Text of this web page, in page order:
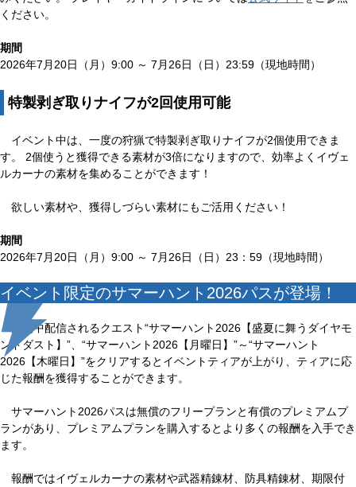
ください。
期間
2026年7月20日（月）9:00 ～ 7月26日（日）23:59（現地時間）
特製剥ぎ取りナイフが2回使用可能
イベント中は、一度の狩猟で特製剥ぎ取りナイフが2個使用できま
す。 2個使うと獲得できる素材が3倍になりますので、効率よくイヴェ
ルカーナの素材を集めることができます！
欲しい素材や、獲得しづらい素材にもご活用ください！
期間
2026年7月20日（月）9:00 ～ 7月26日（日）23：59（現地時間）
イベント限定のサマーハント2026パスが登場！
期間中配信されるクエスト“サマーハント2026【盛夏に舞うダイヤモ
ンドダスト】”、“サマーハント2026【月曜日】”～“サマーハント
2026【木曜日】”をクリアするとイベントティアが上がり、ティアに応
じた報酬を獲得することができます。
サマーハント2026パスは無償のフリープランと有償のプレミアムプ
ランがあり、プレミアムプランを購入するとより多くの報酬を入手でき
ます。
報酬ではイヴェルカーナの素材や武器精錬材、防具精錬材、期限付